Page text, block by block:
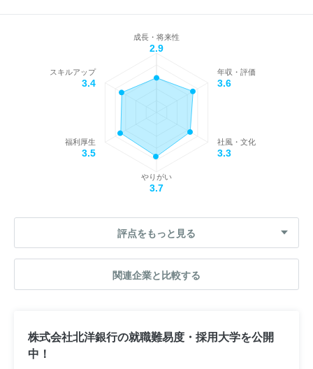
成長・将来性
2.9
年収・評価
3.6
社風・文化
3.3
やりがい
3.7
福利厚生
3.5
スキルアップ
3.4
評点をもっと見る
関連企業と比較する
株式会社北洋銀行の就職難易度・採用大学を公開
中！